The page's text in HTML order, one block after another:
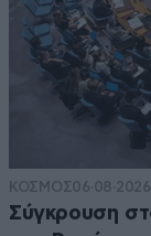
ΚΟΣΜΟΣ
Σύγκρουση